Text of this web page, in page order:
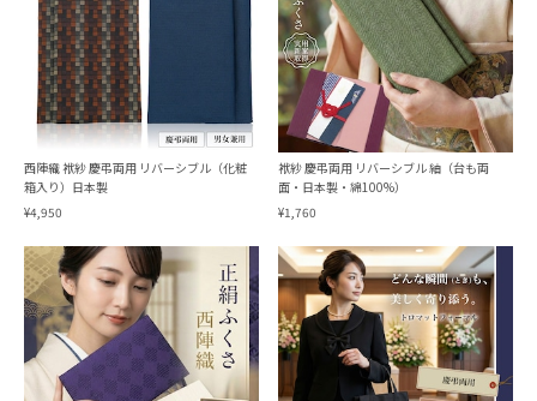
西陣織 袱紗 慶弔両用 リバーシブル（化粧
箱入り）日本製
¥4,950
袱紗 慶弔両用 リバーシブル 紬（台も両
面・日本製・綿100%）
¥1,760